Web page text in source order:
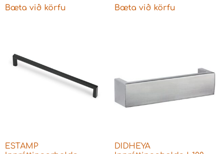
Bæta við körfu Bæta við körfu
ESTAMP
DIDHEYA